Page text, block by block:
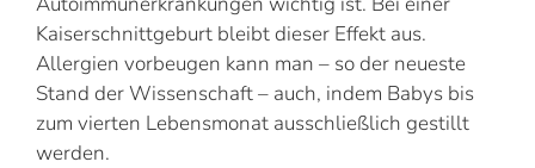
Kaiserschnittgeburt bleibt dieser Effekt aus.
Allergien vorbeugen kann man – so der neueste
Stand der Wissenschaft – auch, indem Babys bis
zum vierten Lebensmonat ausschließlich gestillt
werden.